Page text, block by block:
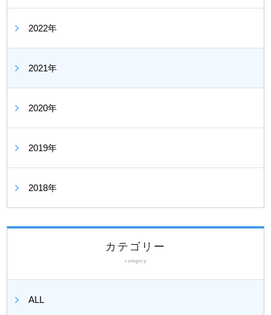
2022年
2021年
2020年
2019年
2018年
カテゴリー
category
ALL